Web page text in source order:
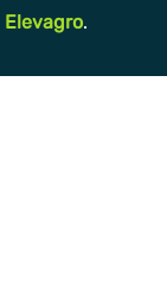
Elevagro.